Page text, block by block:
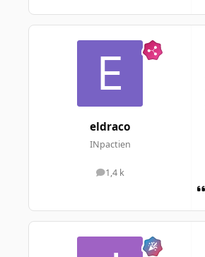
eldraco
INpactien
1,4 k
messages